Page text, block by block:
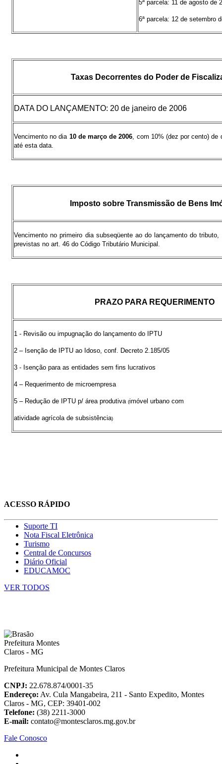
5ª parcela: 11 de agosto de
6ª parcela: 12 de setembro
Taxas Decorrentes do Poder de
DATA DO LANÇAMENTO: 20 de janeiro de 2006
Vencimento no dia 10 de março de 2006 , com 10% (dez por cento)
até esta data.
Imposto sobre Transmissão de Bens
Vencimento no primeiro dia subseqüente ao do lançamento do
previstas no art. 46 do Código Tributário Municipal.
PRAZO PARA REQUERIMENTO
1 - Revisão ou impugnação do lançamento do IPTU
2 – Isenção de IPTU ao Idoso, conf. Decreto 2.185/05
3 - Isenção para as entidades sem fins lucrativos
4 – Requerimento de microempresa
5 – Redução de IPTU p/ área produtiva (imóvel urbano com
atividade agrícola de subsistência)
ACESSO RÁPIDO
Suporte TI
Nota Fiscal Eletrônica
Turismo
Central de Concursos
Diário Oficial
EDUCAMOC
VER TODOS
Prefeitura Municipal de Montes Claros
CNPJ: 22.678.874/0001-35
Endereço: Av. Cula Mangabeira, 211 - Santo Expedito, Montes
Claros - MG, CEP: 39401-002
Telefone: (38) 2211-3000
E-mail: contato@montesclaros.mg.gov.br
Fale Conosco